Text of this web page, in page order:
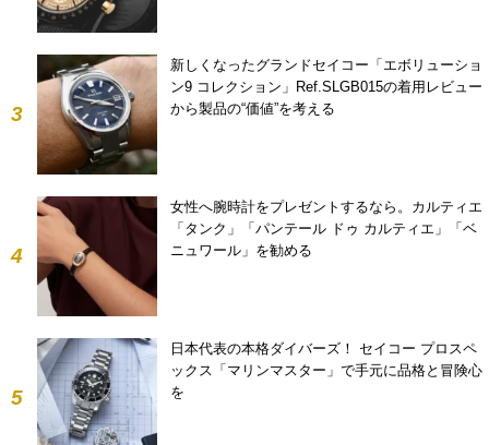
3
新しくなったグランドセイコー「エボリューショ
ン9 コレクション」Ref.SLGB015の着用レビュー
から製品の“価値”を考える
4
女性へ腕時計をプレゼントするなら。カルティエ
「タンク」「パンテール ドゥ カルティエ」「ベ
ニュワール」を勧める
5
日本代表の本格ダイバーズ！ セイコー プロスペ
ックス「マリンマスター」で手元に品格と冒険心
を